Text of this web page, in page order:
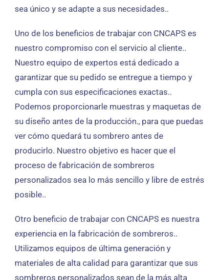
sea único y se adapte a sus necesidades..
Uno de los beneficios de trabajar con CNCAPS es
nuestro compromiso con el servicio al cliente..
Nuestro equipo de expertos está dedicado a
garantizar que su pedido se entregue a tiempo y
cumpla con sus especificaciones exactas..
Podemos proporcionarle muestras y maquetas de
su diseño antes de la producción., para que puedas
ver cómo quedará tu sombrero antes de
producirlo. Nuestro objetivo es hacer que el
proceso de fabricación de sombreros
personalizados sea lo más sencillo y libre de estrés
posible..
Otro beneficio de trabajar con CNCAPS es nuestra
experiencia en la fabricación de sombreros..
Utilizamos equipos de última generación y
materiales de alta calidad para garantizar que sus
sombreros personalizados sean de la más alta